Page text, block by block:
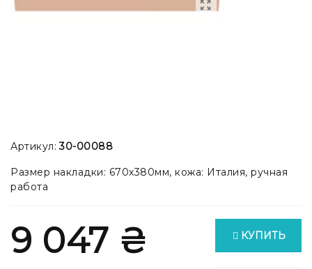
Артикул: 30-00088
Размер накладки: 670x380мм, кожа: Италия, ручная
работа
9 047 ₴ КУПИТЬ